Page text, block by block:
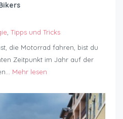
Tipps und Tricks
die Motorrad fahren, bist du
Zeitpunkt im Jahr auf der
Mehr lesen